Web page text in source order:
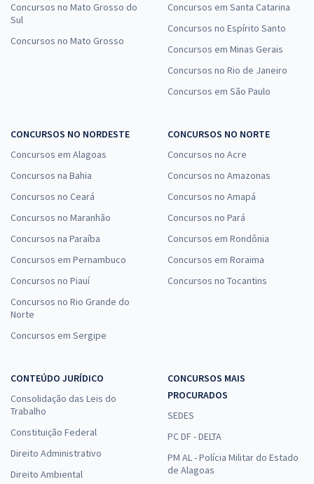
Concursos no Mato Grosso do
Sul
Concursos no Mato Grosso
Concursos em Santa Catarina
Concursos no Espírito Santo
Concursos em Minas Gerais
Concursos no Rio de Janeiro
Concursos em São Paulo
CONCURSOS NO NORDESTE
Concursos em Alagoas
Concursos na Bahia
Concursos no Ceará
Concursos no Maranhão
Concursos na Paraíba
Concursos em Pernambuco
Concursos no Piauí
Concursos no Rio Grande do
Norte
Concursos em Sergipe
CONCURSOS NO NORTE
Concursos no Acre
Concursos no Amazonas
Concursos no Amapá
Concursos no Pará
Concursos em Rondônia
Concursos em Roraima
Concursos no Tocantins
CONTEÚDO JURÍDICO
Consolidação das Leis do
Trabalho
Constituição Federal
Direito Administrativo
Direito Ambiental
CONCURSOS MAIS
PROCURADOS
SEDES
PC DF - DELTA
PM AL - Polícia Militar do Estado
de Alagoas